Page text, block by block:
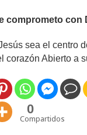
comprometo con
sea el centro
corazón Abierto a
0
Compartidos